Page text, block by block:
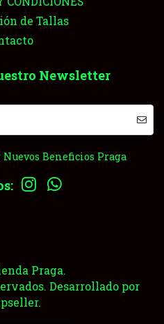
de Tallas
Newsletter
Beneficios Praga
Praga.
Desarrollado por
.